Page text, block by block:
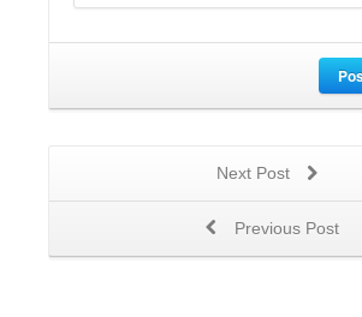
Next Post
Previous Post